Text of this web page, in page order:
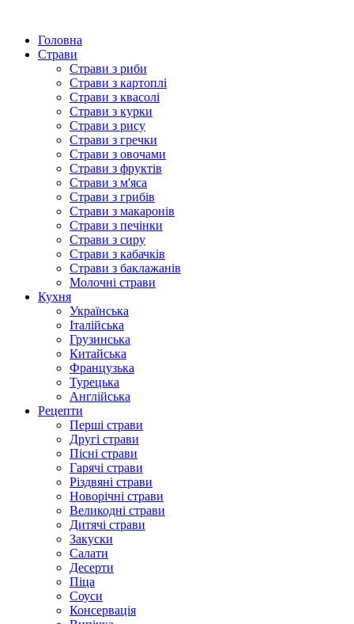
Головна
Страви
Страви з риби
Страви з картоплі
Страви з квасолі
Страви з курки
Страви з рису
Страви з гречки
Страви з овочами
Страви з фруктів
Страви з м'яса
Страви з грибів
Страви з макаронів
Страви з печінки
Страви з сиру
Страви з кабачків
Страви з баклажанів
Молочні страви
Кухня
Українська
Італійська
Грузинська
Китайська
Французька
Турецька
Англійська
Рецепти
Перші страви
Другі страви
Пісні страви
Гарячі страви
Різдвяні страви
Новорічні страви
Великодні страви
Дитячі страви
Закуски
Салати
Десерти
Піца
Соуси
Консервація